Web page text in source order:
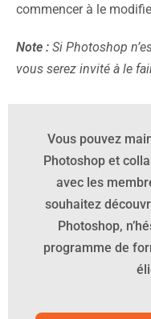
commencer à le
Note : Si Photoshop
vous serez invité à le
Vous pouvez
Photoshop et
avec les
souhaitez
Photoshop,
programme de